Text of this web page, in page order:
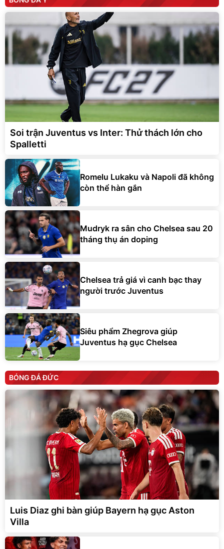
Soi trận Juventus vs Inter: Thử thách lớn cho
Spalletti
Romelu Lukaku và Napoli đã không
còn thể hàn gắn
Mudryk ra sân cho Chelsea sau 20
tháng thụ án doping
Chelsea trả giá vì canh bạc thay
người trước Juventus
Siêu phẩm Zhegrova giúp
Juventus hạ gục Chelsea
BÓNG ĐÁ ĐỨC
Luis Diaz ghi bàn giúp Bayern hạ gục Aston
Villa